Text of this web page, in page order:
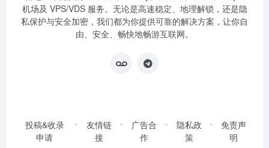
机场及 VPS/VDS 服务。无论是高速稳定、地理解锁，还是隐
私保护与安全加密，我们都为你提供可靠的解决方案，让你自
由、安全、畅快地畅游互联网。
投稿&收录
申请
友情链
接
广告合
作
隐私政
策
免责声
明